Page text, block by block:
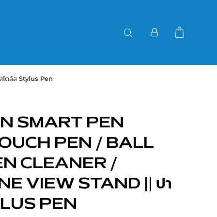
ตลัส Stylus Pen
SMART PEN
PEN / BALL
CLEANER /
VIEW STAND || ปา
PEN